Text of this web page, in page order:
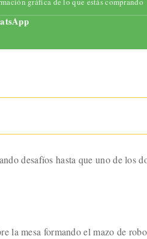
desafíos hasta que uno de los
la mesa formando el mazo de